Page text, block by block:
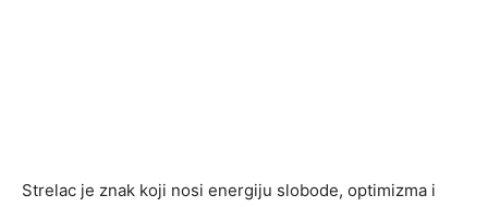
Strelac je znak koji nosi energiju slobode, optimizma i